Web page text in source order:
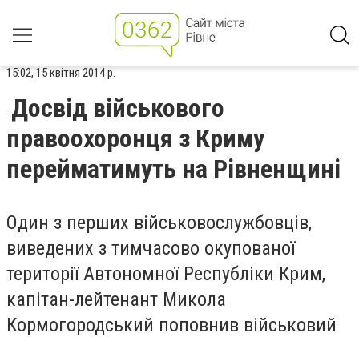
15:02, 15 квітня 2014 р.
Досвід військового
правоохоронця з Криму
перейматимуть на Рівненщині
Один з перших військовослужбовців,
виведених з тимчасово окупованої
території Автономної Республіки Крим,
капітан-лейтенант Микола
Кормогородський поповнив військовий